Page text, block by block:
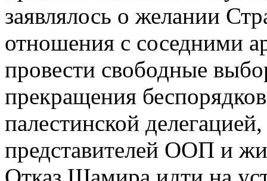
заявлялось о желании
отношения с соседними
провести свободные
прекращения
палестинской
представителей ООП и